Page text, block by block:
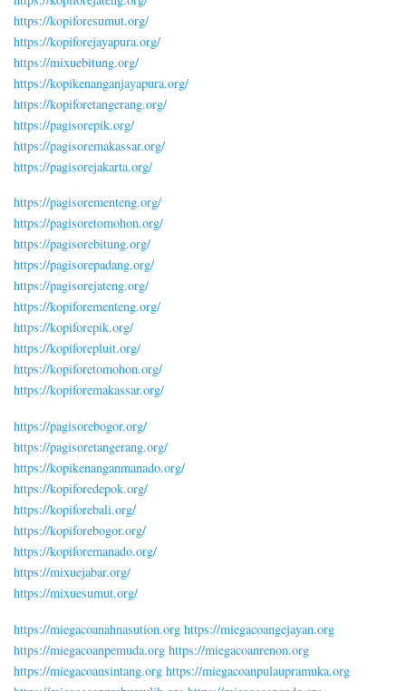
https://kopiforesumut.org/
https://kopiforejayapura.org/
https://mixuebitung.org/
https://kopikenanganjayapura.org/
https://kopiforetangerang.org/
https://pagisorepik.org/
https://pagisoremakassar.org/
https://pagisorejakarta.org/
https://pagisorementeng.org/
https://pagisoretomohon.org/
https://pagisorebitung.org/
https://pagisorepadang.org/
https://pagisorejateng.org/
https://kopiforementeng.org/
https://kopiforepik.org/
https://kopiforepluit.org/
https://kopiforetomohon.org/
https://kopiforemakassar.org/
https://pagisorebogor.org/
https://pagisoretangerang.org/
https://kopikenanganmanado.org/
https://kopiforedepok.org/
https://kopiforebali.org/
https://kopiforebogor.org/
https://kopiforemanado.org/
https://mixuejabar.org/
https://mixuesumut.org/
https://miegacoanahnasution.org https://miegacoangejayan.org
https://miegacoanpemuda.org https://miegacoanrenon.org
https://miegacoansintang.org https://miegacoanpulaupramuka.org